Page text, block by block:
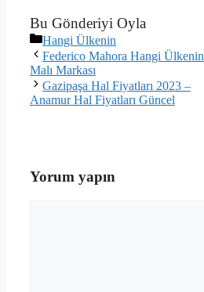
Bu Gönderiyi Oyla
Kategoriler
Hangi Ülkenin
Federico Mahora Hangi Ülkenin
Malı Markası
Gazipaşa Hal Fiyatları 2023 –
Anamur Hal Fiyatları Güncel
Yorum yapın